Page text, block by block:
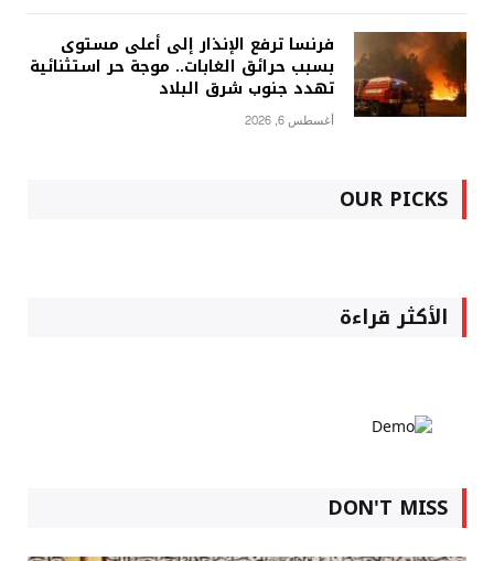
فرنسا ترفع الإنذار إلى أعلى مستوى
بسبب حرائق الغابات.. موجة حر استثنائية
تهدد جنوب شرق البلاد
أغسطس 6, 2026
OUR PICKS
الأكثر قراءة
DON'T MISS